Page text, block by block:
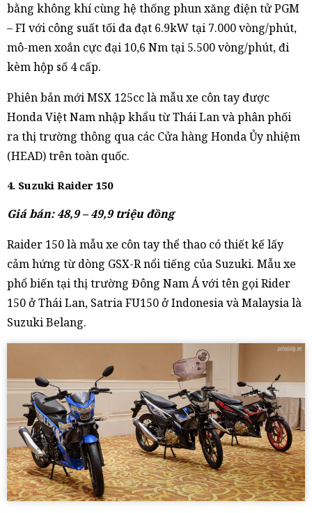
bằng không khí cùng hệ thống phun xăng điện tử PGM
– FI với công suất tối đa đạt 6.9kW tại 7.000 vòng/phút,
mô-men xoắn cực đại 10,6 Nm tại 5.500 vòng/phút, đi
kèm hộp số 4 cấp.
Phiên bản mới MSX 125cc là mẫu xe côn tay được
Honda Việt Nam nhập khẩu từ Thái Lan và phân phối
ra thị trường thông qua các Cửa hàng Honda Ủy nhiệm
(HEAD) trên toàn quốc.
4. Suzuki Raider 150
Giá bán: 48,9 – 49,9 triệu đồng
Raider 150 là mẫu xe côn tay thể thao có thiết kế lấy
cảm hứng từ dòng GSX-R nổi tiếng của Suzuki. Mẫu xe
phổ biến tại thị trường Đông Nam Á với tên gọi Rider
150 ở Thái Lan, Satria FU150 ở Indonesia và Malaysia là
Suzuki Belang.